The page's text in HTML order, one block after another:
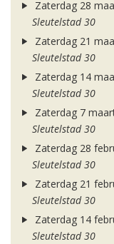
Zaterdag 28
Sleutelstad 30
Zaterdag 21
Sleutelstad 30
Zaterdag 14
Sleutelstad 30
Zaterdag 7
Sleutelstad 30
Zaterdag 28
Sleutelstad 30
Zaterdag 21
Sleutelstad 30
Zaterdag 14
Sleutelstad 30